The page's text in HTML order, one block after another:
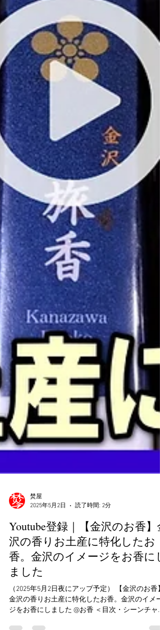
焚屋
2025年5月2日
Youtube登録｜【金沢のお香】
沢の香りお土産に特化したお
香。金沢のイメージをお香にし